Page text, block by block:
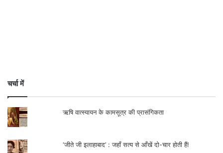
चर्चा में
ऋषि वात्स्यायन के कामसूत्र की प्रासंगिकता
‘जीते जी इलाहाबाद’ : जहाँ सत्य से आँखें दो-चार होती हैं!